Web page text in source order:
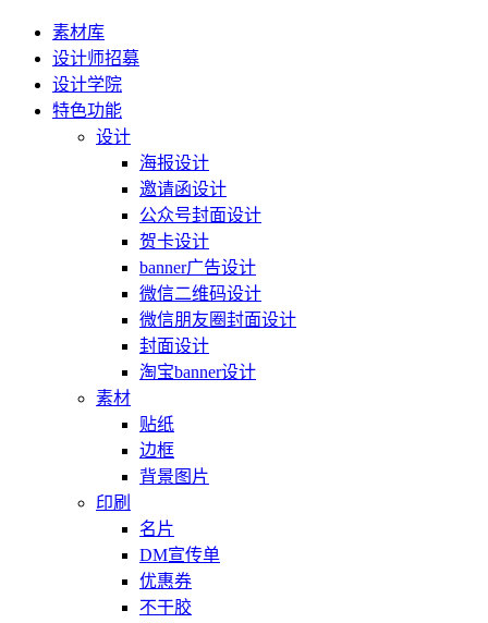
素材库
设计师招募
设计学院
特色功能
设计
海报设计
邀请函设计
公众号封面设计
贺卡设计
banner广告设计
微信二维码设计
微信朋友圈封面设计
封面设计
淘宝banner设计
素材
贴纸
边框
背景图片
印刷
名片
DM宣传单
优惠券
不干胶